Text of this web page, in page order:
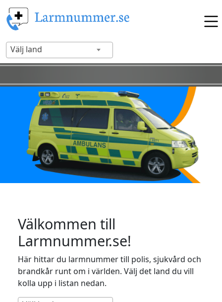
Välj land
Välkommen till
Larmnummer.se!
Här hittar du larmnummer till polis, sjukvård och
brandkår runt om i världen. Välj det land du vill
kolla upp i listan nedan.